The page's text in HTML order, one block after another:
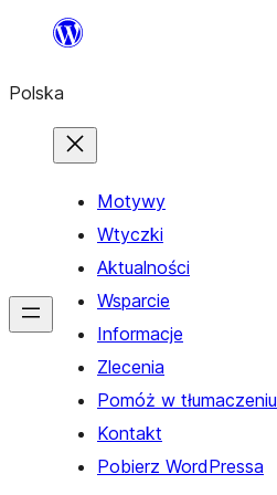
Przejdź
treści
Polska
Motywy
Wtyczki
Aktualności
Wsparcie
Informacje
Zlecenia
Pomóż w tłumaczeniu
Kontakt
Pobierz WordPressa